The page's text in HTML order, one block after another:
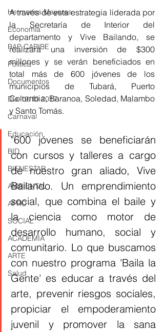
Hermanos Mayores
Economía
RAP CARIBE
Política
Documentos
Día 10/10 2017
Carnaval
Educación
BID
BIENESTAR
AMBIENTAL
AFRO
SOCIAL
ACADEMIA
ARTE
Salud
A través de esta estrategia liderada por
la Secretaría de Interior del
departamento y Vive Bailando, se
realizará una inversión de $300
millones y se verán beneficiados en
total más de 600 jóvenes de los
municipios de Tubará, Puerto
Colombia, Baranoa, Soledad, Malambo
y Santo Tomás.
"600 jóvenes se beneficiarán
con cursos y talleres a cargo
de nuestro gran aliado, Vive
Bailando. Un emprendimiento
social, que combina el baile y
la ciencia como motor de
desarrollo humano, social y
comunitario. Lo que buscamos
con nuestro programa 'Baila la
Gente' es educar a través del
arte, prevenir riesgos sociales,
propiciar el empoderamiento
juvenil y promover la sana